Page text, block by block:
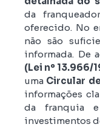
da
oferecido. No
não são
informada. De
(Lei nº 13.966/
uma Circular
informações
da franquia
investimentos